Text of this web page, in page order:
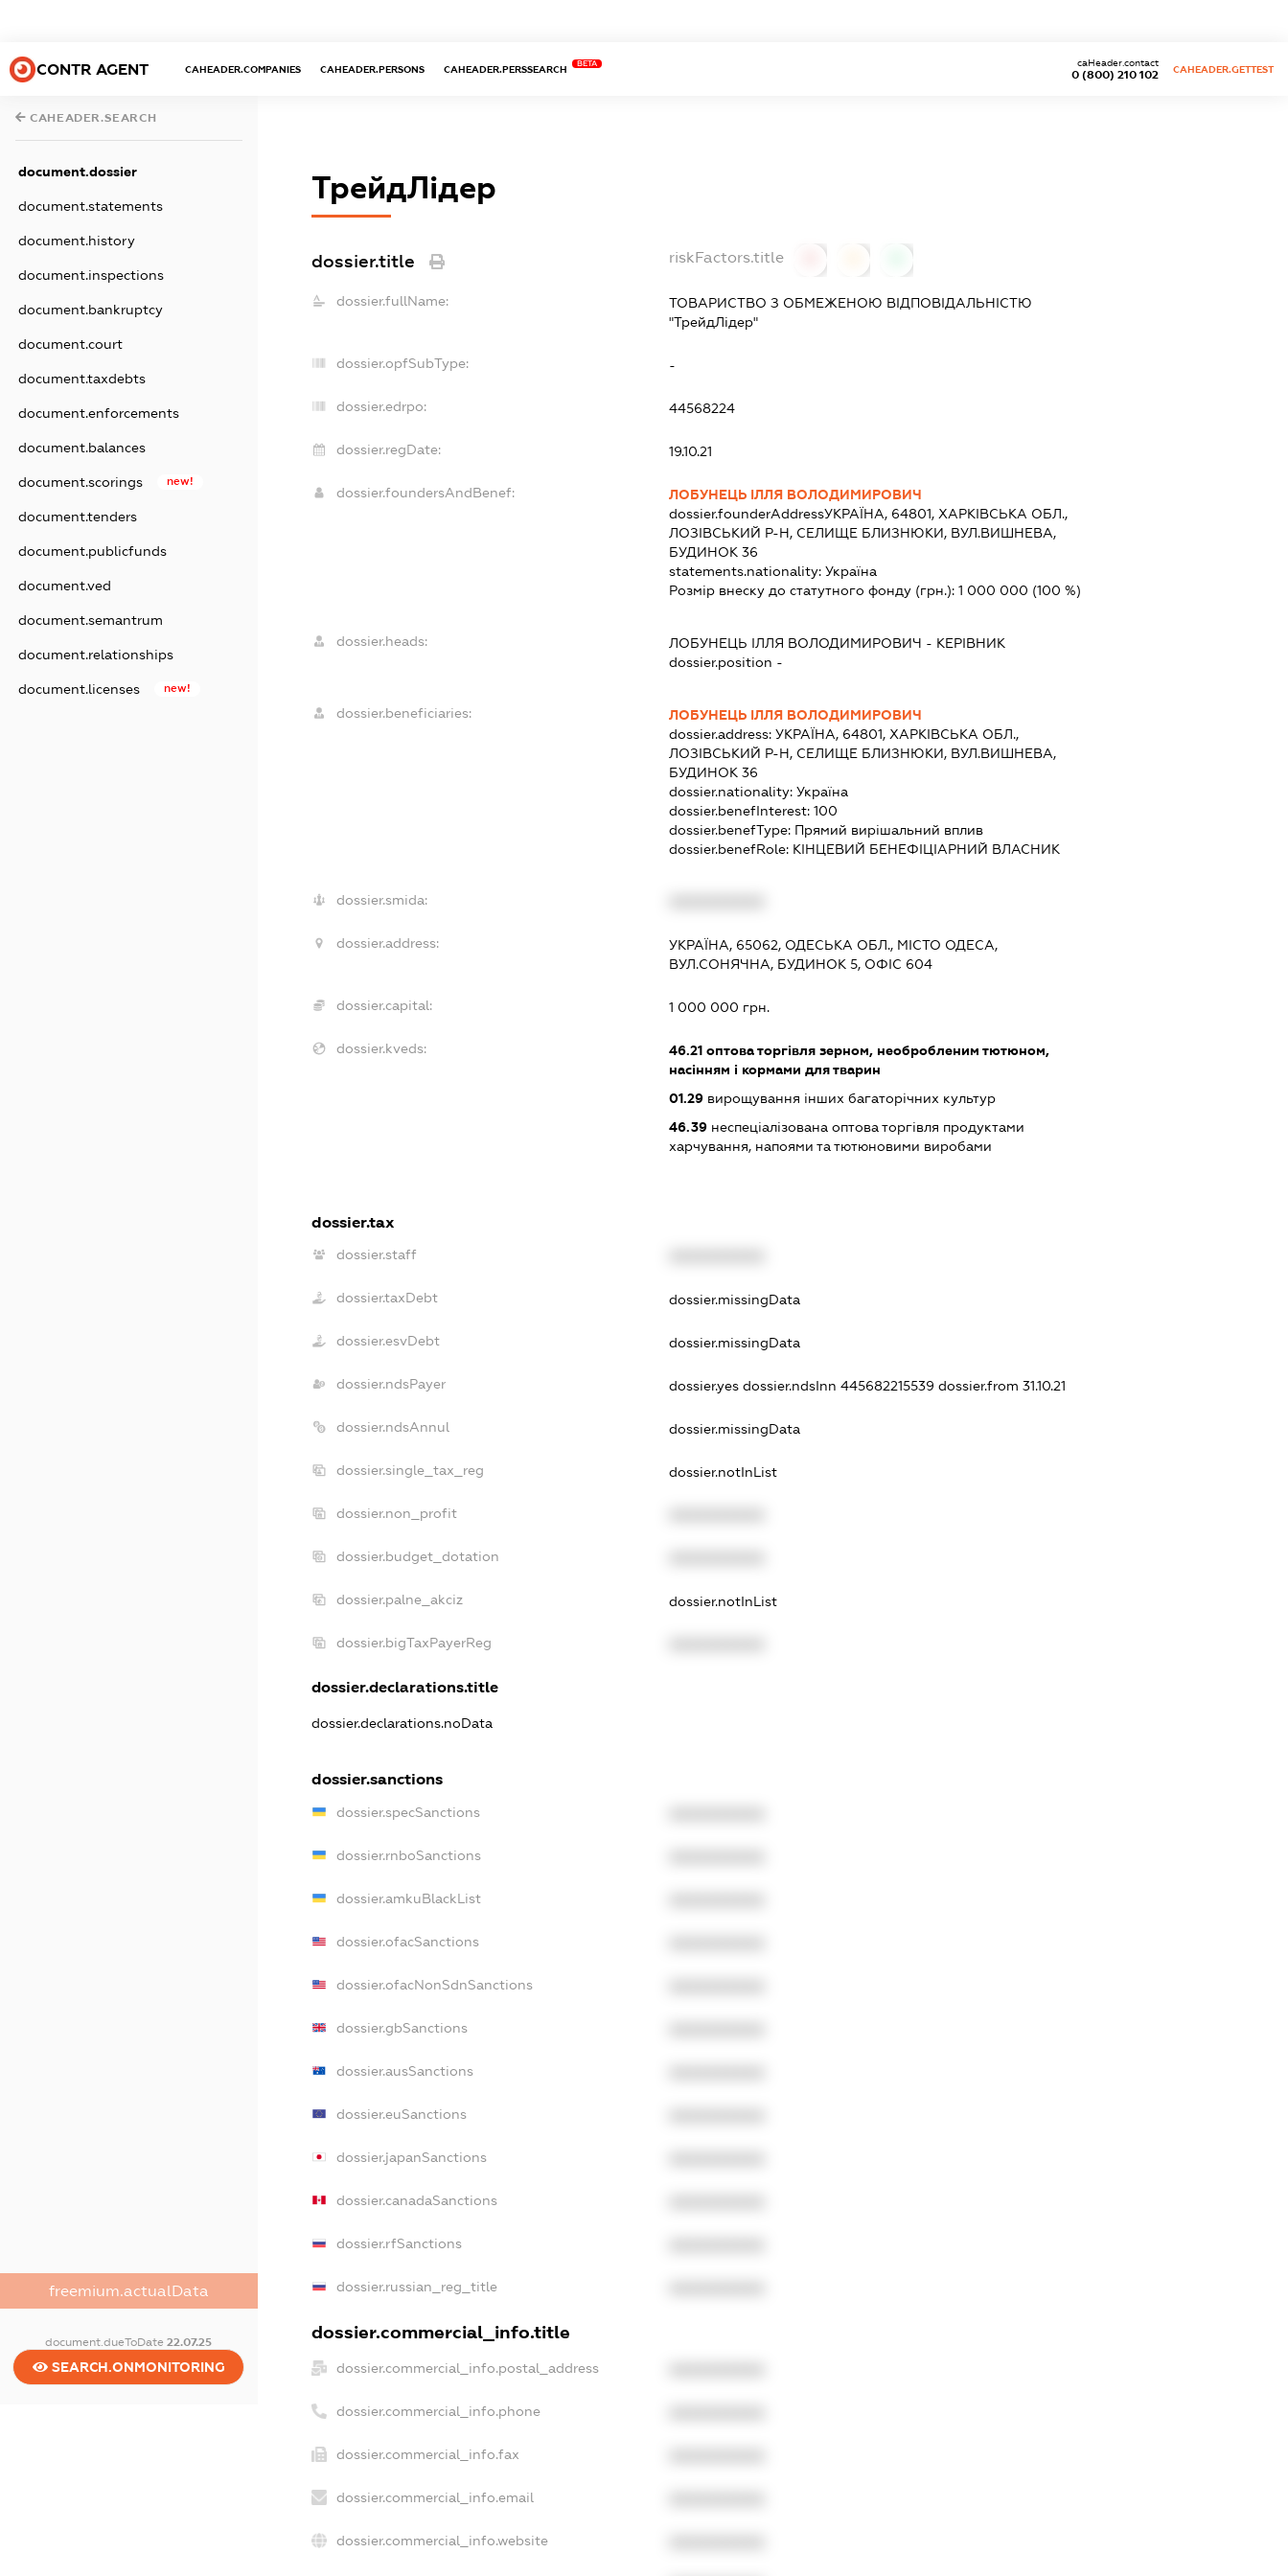
CONTR AGENT CAHEADER.COMPANIES CAHEADER.PERSONS CAHEADER.PERSSEARCH
BETA
0 (800) 210 102
caHeader.contact
CAHEADER.GETTEST
CAHEADER.SEARCH
document.dossier
document.statements
document.history
document.inspections
document.bankruptcy
document.court
document.taxdebts
document.enforcements
document.balances
document.scorings new!
document.tenders
document.publicfunds
document.ved
document.semantrum
document.relationships
document.licenses new!
freemium.actualData
document.dueToDate22.07.25
SEARCH.ONMONITORING
ТрейдЛідер
dossier.title riskFactors.title
dossier.fullName:
ТОВАРИСТВО З ОБМЕЖЕНОЮ ВІДПОВІДАЛЬНІСТЮ
"ТрейдЛідер"
dossier.opfSubType: -
dossier.edrpo: 44568224
dossier.regDate: 19.10.21
dossier.foundersAndBenef:
ЛОБУНЕЦЬ ІЛЛЯ ВОЛОДИМИРОВИЧ
dossier.founderAddressУКРАЇНА, 64801, ХАРКІВСЬКА ОБЛ.,
ЛОЗІВСЬКИЙ Р-Н, СЕЛИЩЕ БЛИЗНЮКИ, ВУЛ.ВИШНЕВА,
БУДИНОК 36
statements.nationality: Україна
Розмір внеску до статутного фонду (грн.): 1 000 000 (100 %)
dossier.heads: ЛОБУНЕЦЬ ІЛЛЯ ВОЛОДИМИРОВИЧ - КЕРІВНИК
dossier.position -
dossier.beneficiaries:
ЛОБУНЕЦЬ ІЛЛЯ ВОЛОДИМИРОВИЧ
dossier.address: УКРАЇНА, 64801, ХАРКІВСЬКА ОБЛ.,
ЛОЗІВСЬКИЙ Р-Н, СЕЛИЩЕ БЛИЗНЮКИ, ВУЛ.ВИШНЕВА,
БУДИНОК 36
dossier.nationality: Україна
dossier.benefInterest: 100
dossier.benefType: Прямий вирішальний вплив
dossier.benefRole: КІНЦЕВИЙ БЕНЕФІЦІАРНИЙ ВЛАСНИК
dossier.smida:
dossier.address:
УКРАЇНА, 65062, ОДЕСЬКА ОБЛ., МІСТО ОДЕСА,
ВУЛ.СОНЯЧНА, БУДИНОК 5, ОФІС 604
dossier.capital: 1 000 000 грн.
dossier.kveds: 46.21оптова торгівля зерном, необробленим тютюном,
насінням і кормами для тварин
01.29вирощування інших багаторічних культур
46.39неспеціалізована оптова торгівля продуктами
харчування, напоями та тютюновими виробами
dossier.tax
dossier.staff
dossier.taxDebt dossier.missingData
dossier.esvDebt dossier.missingData
dossier.ndsPayer dossier.yes dossier.ndsInn 445682215539 dossier.from 31.10.21
dossier.ndsAnnul dossier.missingData
dossier.single_tax_reg dossier.notInList
dossier.non_profit
dossier.budget_dotation
dossier.palne_akciz dossier.notInList
dossier.bigTaxPayerReg
dossier.declarations.title
dossier.declarations.noData
dossier.sanctions
dossier.specSanctions
dossier.rnboSanctions
dossier.amkuBlackList
dossier.ofacSanctions
dossier.ofacNonSdnSanctions
dossier.gbSanctions
dossier.ausSanctions
dossier.euSanctions
dossier.japanSanctions
dossier.canadaSanctions
dossier.rfSanctions
dossier.russian_reg_title
dossier.commercial_info.title
dossier.commercial_info.postal_address
dossier.commercial_info.phone
dossier.commercial_info.fax
dossier.commercial_info.email
dossier.commercial_info.website